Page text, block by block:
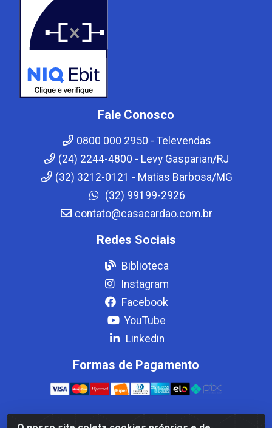
Fale Conosco
0800 000 2950 - Televendas
(24) 2244-4800 - Levy Gasparian/RJ
(32) 3212-0121 - Matias Barbosa/MG
(32) 99199-2926
contato@casacardao.com.br
Redes Sociais
Biblioteca
Instagram
Facebook
YouTube
Linkedin
Formas de Pagamento